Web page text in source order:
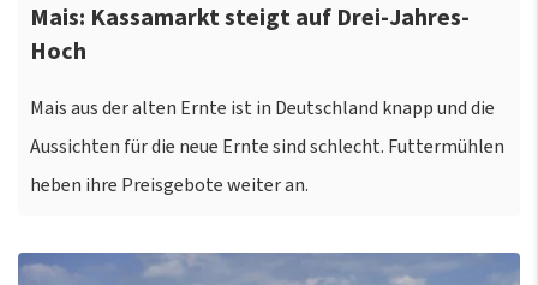
Mais: Kassamarkt steigt auf Drei-Jahres-
Hoch
Mais aus der alten Ernte ist in Deutschland knapp und die
Aussichten für die neue Ernte sind schlecht. Futtermühlen
heben ihre Preisgebote weiter an.